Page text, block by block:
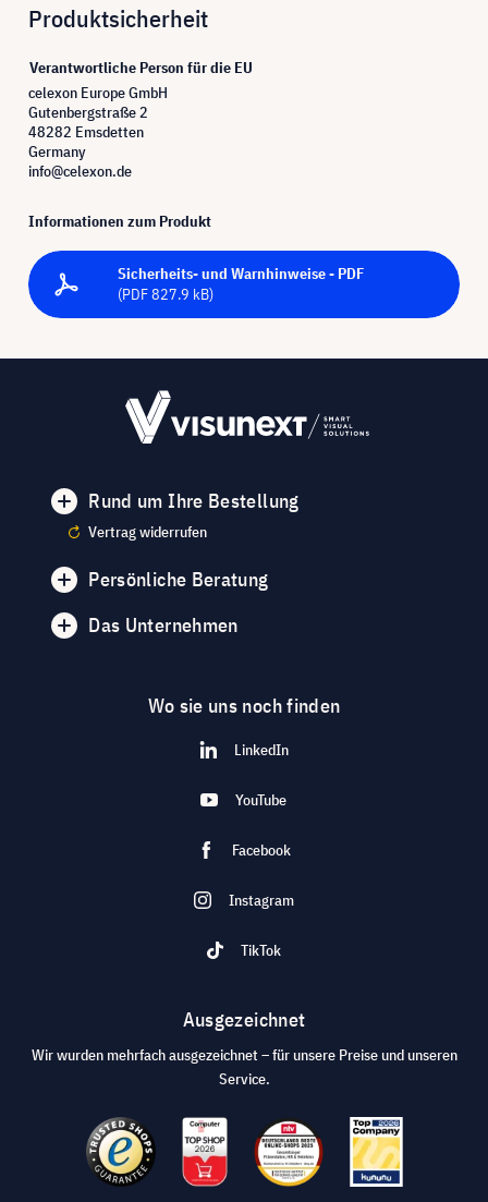
Produktsicherheit
Verantwortliche Person für die EU
celexon Europe GmbH
Gutenbergstraße 2
48282 Emsdetten
Germany
info@celexon.de
Informationen zum Produkt
Sicherheits- und Warnhinweise - PDF
(PDF 827.9 kB)
Rund um Ihre Bestellung
Vertrag widerrufen
Persönliche Beratung
Das Unternehmen
Wo sie uns noch finden
LinkedIn
YouTube
Facebook
Instagram
TikTok
Ausgezeichnet
Wir wurden mehrfach ausgezeichnet – für unsere Preise und unseren
Service.